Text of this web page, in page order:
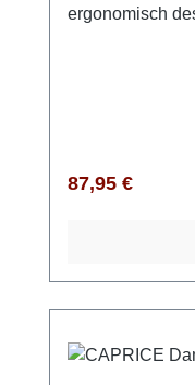
ergonomisch
Regulärer
87,95 €